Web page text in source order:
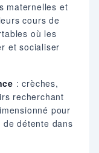
maternelles et
cours de
où les
et socialiser
: crèches,
recherchant
pour
détente dans